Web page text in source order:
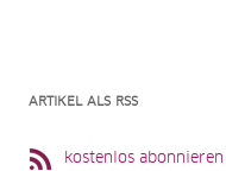
ARTIKEL ALS RSS
kostenlos abonnieren